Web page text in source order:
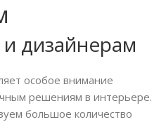
дизайнерам
особое внимание
решениям в интерьере.
большое количество